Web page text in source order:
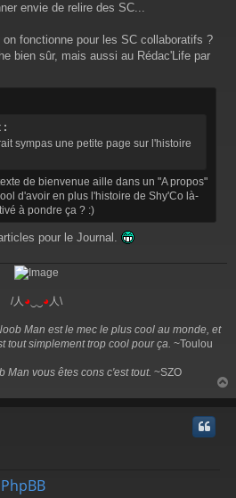
envie de relire des SC...
fonctionne pour les SC collaboratifs ?
bien sûr, mais aussi au Rédac'Life par
:
sympas une petite page sur l'histoire
de bienvenue aille dans un "A propos"
d'avoir en plus l'histoire de Shy'Co là-
à pondre ça ? :)
pour le Journal.
/人 ◕ ◕人\
Man est le mec le plus cool au monde, et
tout simplement trop cool pour ça. ~Toulou
Man vous êtes cons c'est tout. ~SZO
a